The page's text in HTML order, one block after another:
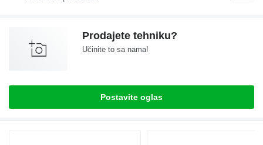
Prodajete tehniku?
Učinite to sa nama!
Postavite oglas